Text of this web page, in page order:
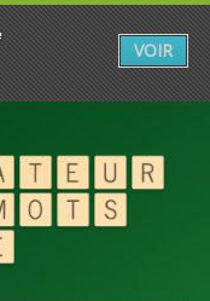
VOIR